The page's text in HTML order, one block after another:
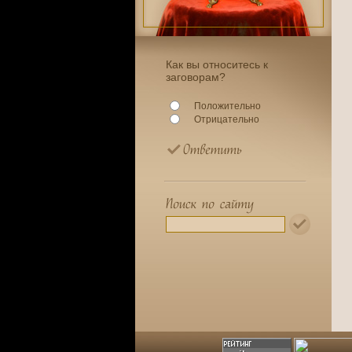
Как вы относитесь к
заговорам?
Положительно
Отрицательно